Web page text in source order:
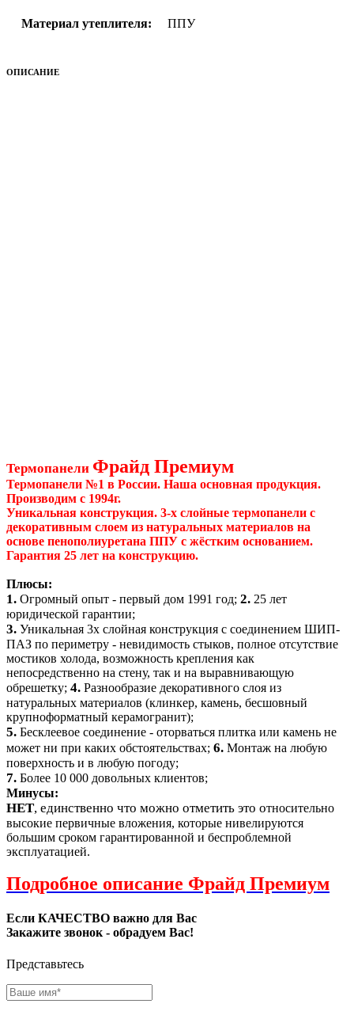
Материал утеплителя: ППУ
ОПИСАНИЕ
Термопанели Фрайд Премиум
Термопанели №1 в России. Наша основная продукция.
Производим с 1994г.
Уникальная конструкция. 3-х слойные термопанели с
декоративным слоем из натуральных материалов на
основе пенополиуретана ППУ с жёстким основанием.
Гарантия 25 лет на конструкцию.
Плюсы:
1. Огромный опыт - первый дом 1991 год; 2. 25 лет
юридической гарантии;
3. Уникальная 3х слойная конструкция с соединением ШИП-
ПАЗ по периметру - невидимость стыков, полное отсутствие
мостиков холода, возможность крепления как
непосредственно на стену, так и на выравнивающую
обрешетку; 4. Разнообразие декоративного слоя из
натуральных материалов (клинкер, камень, бесшовный
крупноформатный керамогранит);
5. Бесклеевое соединение - оторваться плитка или камень не
может ни при каких обстоятельствах; 6. Монтаж на любую
поверхность и в любую погоду;
7. Более 10 000 довольных клиентов;
Минусы:
НЕТ, единственно что можно отметить это относительно
высокие первичные вложения, которые нивелируются
большим сроком гарантированной и беспроблемной
эксплуатацией.
Подробное описание Фрайд Премиум
Если КАЧЕСТВО важно для Вас
Закажите звонок - обрадуем Вас!
Представьтесь